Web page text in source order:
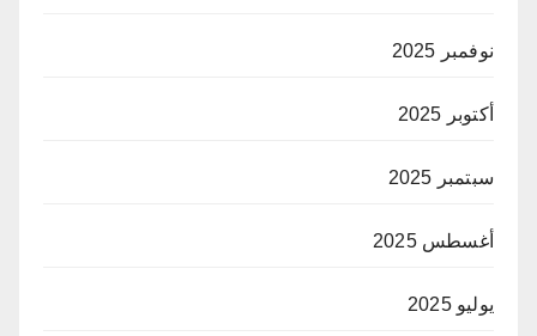
نوفمبر 2025
أكتوبر 2025
سبتمبر 2025
أغسطس 2025
يوليو 2025